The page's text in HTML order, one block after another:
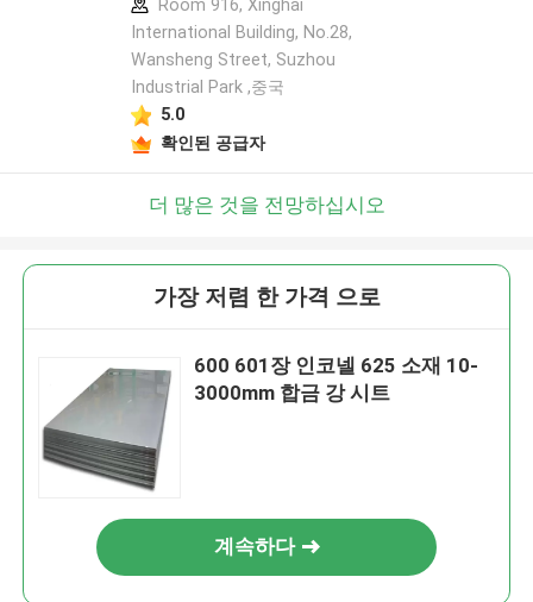
Room 916, Xinghai
International Building, No.28,
Wansheng Street, Suzhou
Industrial Park ,중국
5.0
확인된 공급자
더 많은 것을 전망하십시오
가장 저렴 한 가격 으로
600 601장 인코넬 625 소재 10-
3000mm 합금 강 시트
계속하다